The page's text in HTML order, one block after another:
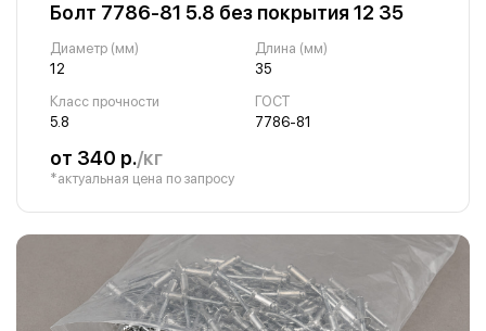
Болт 7786-81 5.8 без покрытия 12 35
Диаметр (мм)
12
Длина (мм)
35
Класс прочности
5.8
ГОСТ
7786-81
от 340 р./кг
*актуальная цена по запросу